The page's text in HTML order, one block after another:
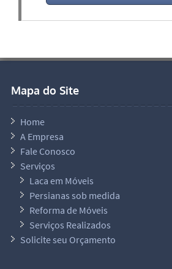
Mapa do Site
Home
A Empresa
Fale Conosco
Serviços
Laca em Móveis
Persianas sob medida
Reforma de Móveis
Serviços Realizados
Solicite seu Orçamento